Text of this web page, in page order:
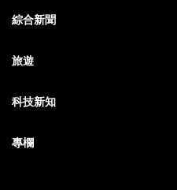
綜合新聞
旅遊
科技新知
專欄